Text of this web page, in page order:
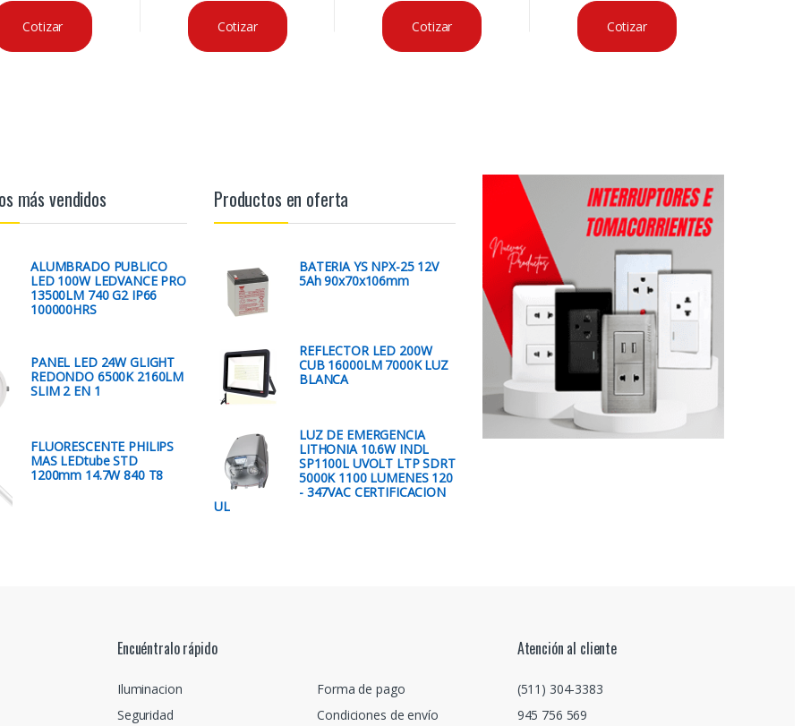
Cotizar Cotizar Cotizar Cotizar
más vendidos
ALUMBRADO PUBLICO
LED 100W LEDVANCE PRO
13500LM 740 G2 IP66
100000HRS
PANEL LED 24W GLIGHT
REDONDO 6500K 2160LM
SLIM 2 EN 1
FLUORESCENTE PHILIPS
MAS LEDtube STD
1200mm 14.7W 840 T8
Productos en oferta
BATERIA YS NPX-25 12V
5Ah 90x70x106mm
REFLECTOR LED 200W
CUB 16000LM 7000K LUZ
BLANCA
LUZ DE EMERGENCIA
LITHONIA 10.6W INDL
SP1100L UVOLT LTP SDRT
5000K 1100 LUMENES 120
- 347VAC CERTIFICACION
UL
Encuéntralo rápido
Iluminacion
Seguridad
Forma de pago
Condiciones de envío
Atención al cliente
(511) 304-3383
945 756 569